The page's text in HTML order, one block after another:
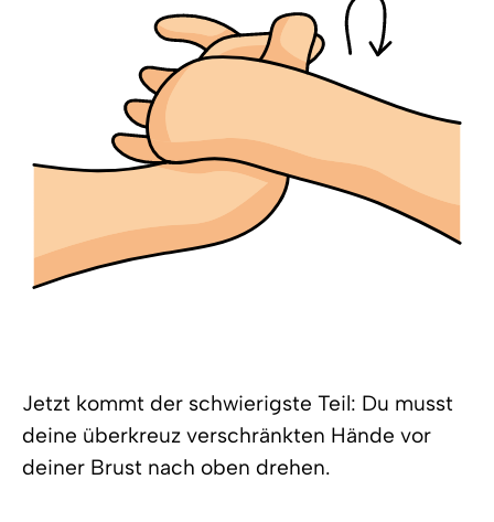
Jetzt kommt der schwierigste Teil: Du musst
deine überkreuz verschränkten Hände vor
deiner Brust nach oben drehen.